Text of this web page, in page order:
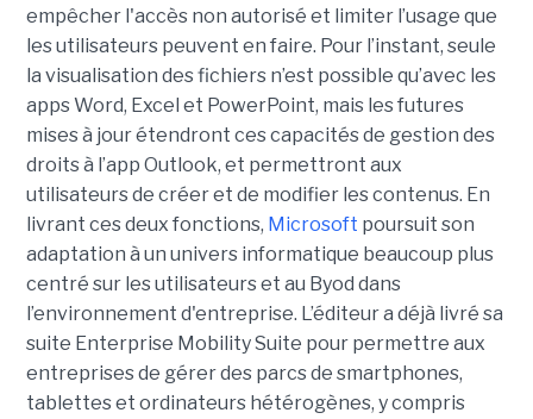
empêcher l'accès non autorisé et limiter l’usage que
les utilisateurs peuvent en faire. Pour l’instant, seule
la visualisation des fichiers n’est possible qu’avec les
apps Word, Excel et PowerPoint, mais les futures
mises à jour étendront ces capacités de gestion des
droits à l’app Outlook, et permettront aux
utilisateurs de créer et de modifier les contenus. En
livrant ces deux fonctions, Microsoft poursuit son
adaptation à un univers informatique beaucoup plus
centré sur les utilisateurs et au Byod dans
l’environnement d'entreprise. L’éditeur a déjà livré sa
suite Enterprise Mobility Suite pour permettre aux
entreprises de gérer des parcs de smartphones,
tablettes et ordinateurs hétérogènes, y compris